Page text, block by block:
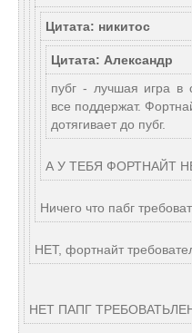
Цитата: никитос
Цитата: Александр
пубг - лучшая игра
все поддержат.
дотягивает до пубг.
А У ТЕБЯ ФОРТНАЙТ
Ничего что пабг
НЕТ, фортнайт
НЕТ ПАПГ